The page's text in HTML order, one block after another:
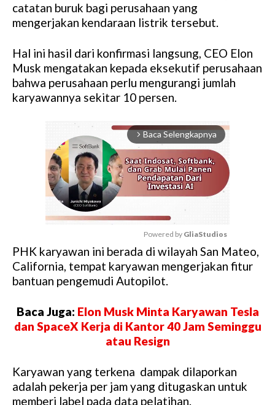
catatan buruk bagi perusahaan yang
mengerjakan kendaraan listrik tersebut.
Hal ini hasil dari konfirmasi langsung, CEO Elon
Musk mengatakan kepada eksekutif perusahaan
bahwa perusahaan perlu mengurangi jumlah
karyawannya sekitar 10 persen.
arrow_forward_ios Baca Selengkapnya
M
u
Powered by GliaStudios
PHK karyawan ini berada di wilayah San Mateo,
California, tempat karyawan mengerjakan fitur
bantuan pengemudi Autopilot.
Baca Juga: Elon Musk Minta Karyawan Tesla
dan SpaceX Kerja di Kantor 40 Jam Seminggu
atau Resign
Karyawan yang terkena dampak dilaporkan
adalah pekerja per jam yang ditugaskan untuk
memberi label pada data pelatihan.